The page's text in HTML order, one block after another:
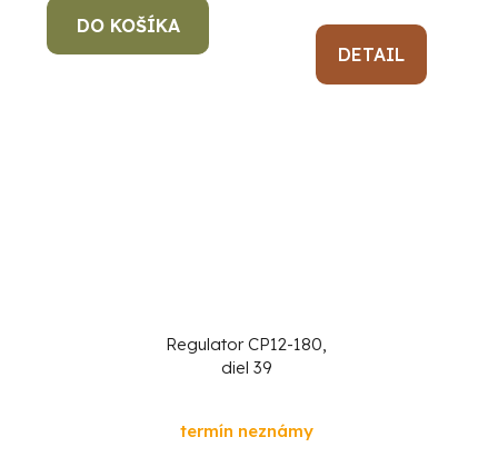
DO KOŠÍKA
DETAIL
Regulator CP12-180,
diel 39
termín neznámy